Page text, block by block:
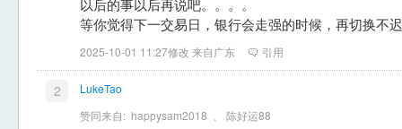
以后的事以后再说吧。。。。
等你觉得下一交易日，银行会走强的时候，再切换不
2025-10-01 11:27修改 来自广东 引用
2
LukeTao
赞同来自: happysam2018 陈好运88